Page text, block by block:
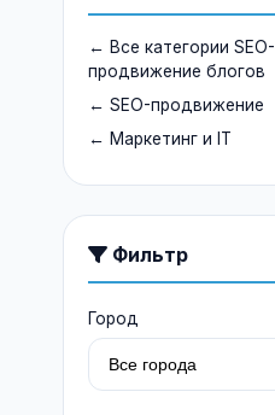
← Все категории SEO-
продвижение блогов
← SEO-продвижение
← Маркетинг и IT
Фильтр
Город